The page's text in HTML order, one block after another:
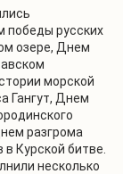
победы русских
озере, Днем
морской
Гангут, Днем
разгрома
Курской битве.
несколько